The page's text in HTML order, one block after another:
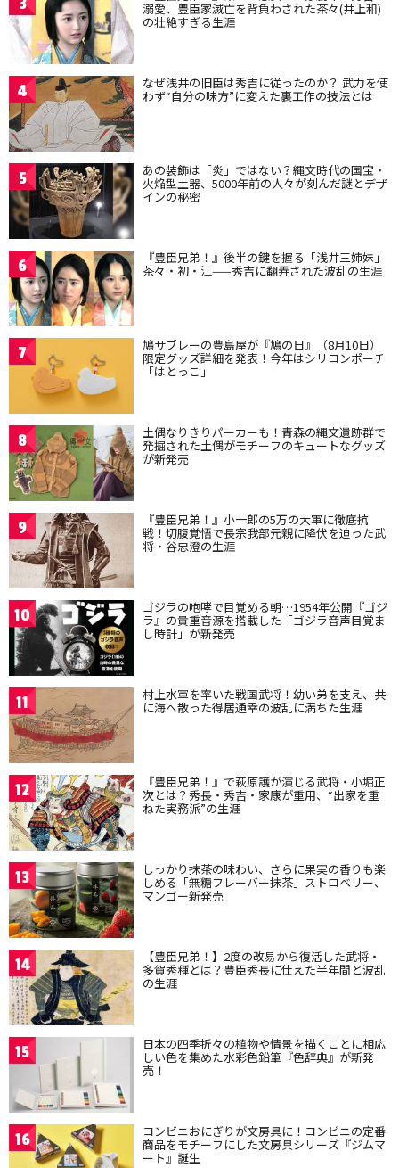
溺愛、豊臣家滅亡を背負わされた茶々(井上和)
の壮絶すぎる生涯
4 なぜ浅井の旧臣は秀吉に従ったのか？ 武力を使
わず“自分の味方”に変えた裏工作の技法とは
5 あの装飾は「炎」ではない？縄文時代の国宝・
火焔型土器、5000年前の人々が刻んだ謎とデザ
インの秘密
6 『豊臣兄弟！』後半の鍵を握る「浅井三姉妹」
茶々・初・江——秀吉に翻弄された波乱の生涯
7 鳩サブレーの豊島屋が『鳩の日』（8月10日）
限定グッズ詳細を発表！今年はシリコンポーチ
「はとっこ」
8 土偶なりきりパーカーも！青森の縄文遺跡群で
発掘された土偶がモチーフのキュートなグッズ
が新発売
9 『豊臣兄弟！』小一郎の5万の大軍に徹底抗
戦！切腹覚悟で長宗我部元親に降伏を迫った武
将・谷忠澄の生涯
10 ゴジラの咆哮で目覚める朝…1954年公開『ゴジ
ラ』の貴重音源を搭載した「ゴジラ音声目覚ま
し時計」が新発売
11 村上水軍を率いた戦国武将！幼い弟を支え、共
に海へ散った得居通幸の波乱に満ちた生涯
12 『豊臣兄弟！』で萩原護が演じる武将・小堀正
次とは？秀長・秀吉・家康が重用、“出家を重
ねた実務派”の生涯
13 しっかり抹茶の味わい、さらに果実の香りも楽
しめる「無糖フレーバー抹茶」ストロベリー、
マンゴー新発売
14 【豊臣兄弟！】2度の改易から復活した武将・
多賀秀種とは？豊臣秀長に仕えた半年間と波乱
の生涯
15 日本の四季折々の植物や情景を描くことに相応
しい色を集めた水彩色鉛筆『色辞典』が新発
売！
16 コンビニおにぎりが文房具に！コンビニの定番
商品をモチーフにした文房具シリーズ『ジムマ
ート』誕生